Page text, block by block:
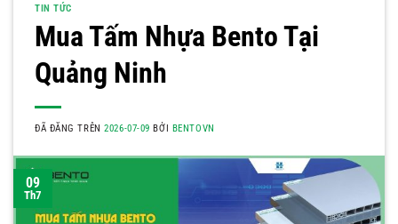
TIN TỨC
Mua Tấm Nhựa Bento Tại
Quảng Ninh
ĐÃ ĐĂNG TRÊN2026-07-09 BỞI BENTOVN
09
Th7